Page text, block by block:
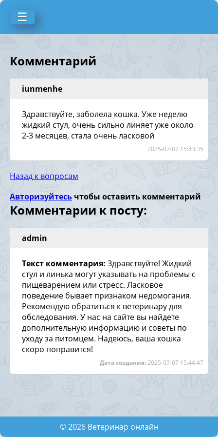
☰
Комментарий
iunmenhe
2025-07-07 15:43:35
Здравствуйте, заболела кошка. Уже неделю
жидкий стул, очень сильно линяет уже около
2-3 месяцев, стала очень ласковой
Назад к вопросам
Авторизуйтесь чтобы оставить комментарий
Комментарии к посту:
admin
Дата создания:2025-07-07 15:44:47
Текст комментария: Здравствуйте! Жидкий
стул и линька могут указывать на проблемы с
пищеварением или стресс. Ласковое
поведение бывает признаком недомогания.
Рекомендую обратиться к ветеринару для
обследования. У нас на сайте вы найдете
дополнительную информацию и советы по
уходу за питомцем. Надеюсь, ваша кошка
скоро поправится!
©2026Ветеринар онлайн